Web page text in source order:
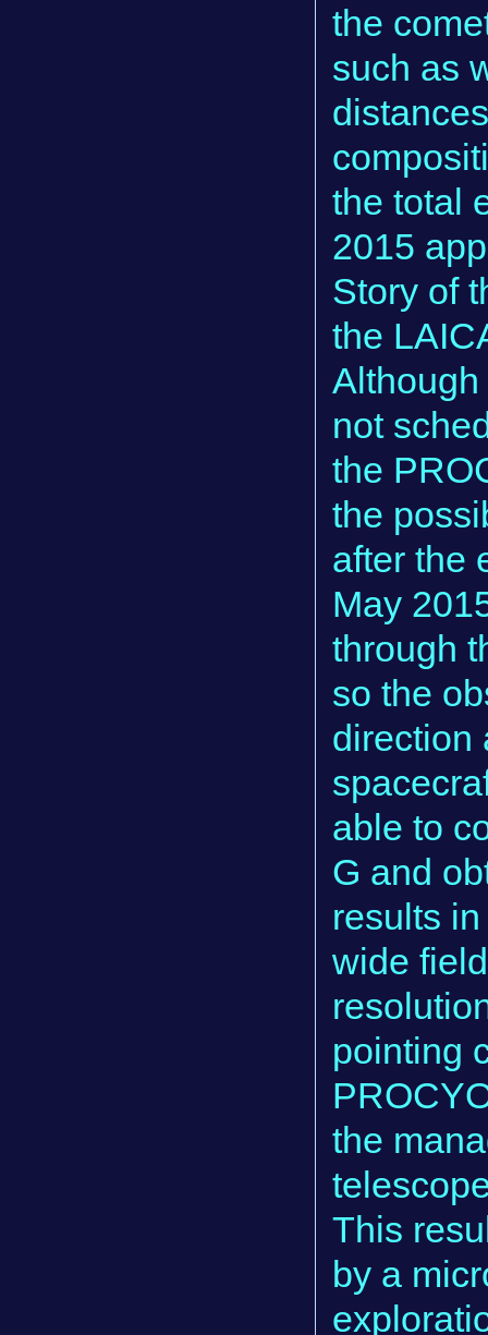
the
such as
the total
2015
Story of
the
not
the
the
after the
May
through
so the
direction
able to
G and
results
wide
pointing
the
This
by a